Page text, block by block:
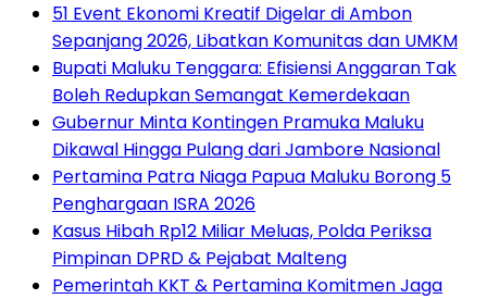
51 Event Ekonomi Kreatif Digelar di Ambon
Sepanjang 2026, Libatkan Komunitas dan UMKM
Bupati Maluku Tenggara: Efisiensi Anggaran Tak
Boleh Redupkan Semangat Kemerdekaan
Gubernur Minta Kontingen Pramuka Maluku
Dikawal Hingga Pulang dari Jambore Nasional
Pertamina Patra Niaga Papua Maluku Borong 5
Penghargaan ISRA 2026
Kasus Hibah Rp12 Miliar Meluas, Polda Periksa
Pimpinan DPRD & Pejabat Malteng
Pemerintah KKT & Pertamina Komitmen Jaga